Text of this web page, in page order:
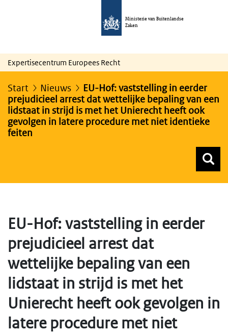
Ministerie van Buitenlandse
Zaken
Expertisecentrum Europees Recht
Start Nieuws
EU-Hof: vaststelling in eerder
prejudicieel arrest dat wettelijke bepaling van een
lidstaat in strijd is met het Unierecht heeft ook
gevolgen in latere procedure met niet identieke
feiten
EU-Hof: vaststelling in eerder
prejudicieel arrest dat
wettelijke bepaling van een
lidstaat in strijd is met het
Unierecht heeft ook gevolgen in
latere procedure met niet